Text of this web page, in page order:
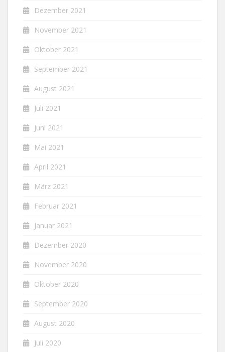
Dezember 2021
November 2021
Oktober 2021
September 2021
August 2021
Juli 2021
Juni 2021
Mai 2021
April 2021
März 2021
Februar 2021
Januar 2021
Dezember 2020
November 2020
Oktober 2020
September 2020
August 2020
Juli 2020